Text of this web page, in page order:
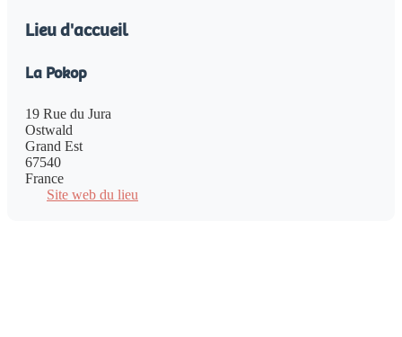
Lieu d'accueil
La Pokop
19 Rue du Jura
Ostwald
Grand Est
67540
France
Site web du lieu